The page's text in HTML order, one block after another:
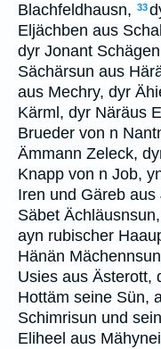
Blachfeldhausn, 33
Eljächben aus
dyr Jonant
Sächärsun aus
aus Mechry, dyr
Kärml, dyr Näräus
Brueder von n
Ämmann Zeleck,
Knapp von n Job,
Iren und Gäreb aus
Säbet Ächläusnsun,
ayn rubischer
Hänän
Usies aus Ästerott,
Hottäm seine Sün,
Schimrisun und
Eliheel aus